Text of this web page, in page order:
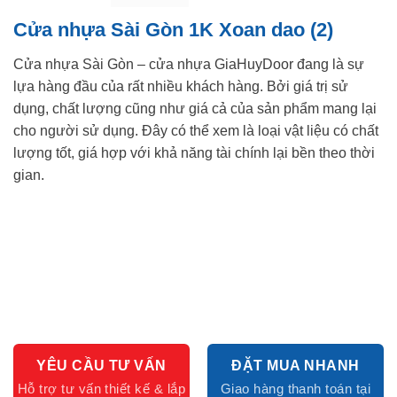
Cửa nhựa Sài Gòn 1K Xoan dao (2)
Cửa nhựa Sài Gòn – cửa nhựa GiaHuyDoor đang là sự
lựa hàng đầu của rất nhiều khách hàng. Bởi giá trị sử
dụng, chất lượng cũng như giá cả của sản phẩm mang lại
cho người sử dụng. Đây có thể xem là loại vật liệu có chất
lượng tốt, giá hợp với khả năng tài chính lại bền theo thời
gian.
YÊU CẦU TƯ VẤN ĐẶT MUA NHANH